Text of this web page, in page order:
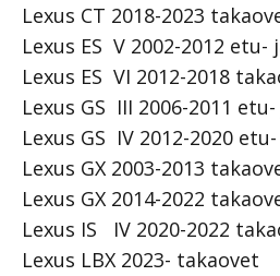
Lexus CT 2018-2023
Lexus ES V 2002-2012 etu-
Lexus ES VI 2012-2018
Lexus GS III 2006-2011
Lexus GS IV 2012-2020
Lexus GX 2003-2013
Lexus GX 2014-2022
Lexus IS IV 2020-2022
Lexus LBX 2023- takaovet